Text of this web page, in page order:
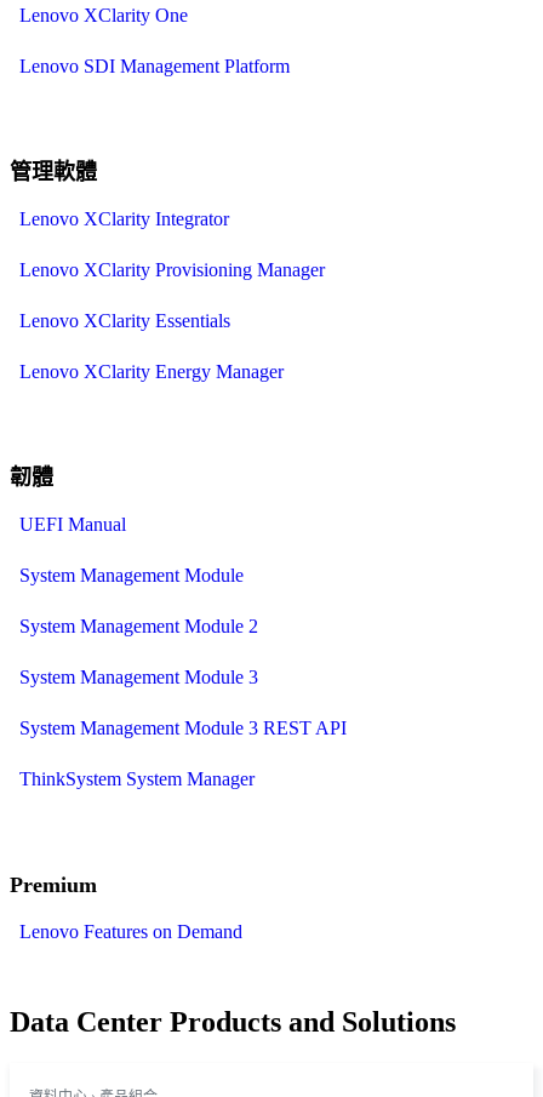
Lenovo XClarity One
Lenovo SDI Management Platform
管理軟體
Lenovo XClarity Integrator
Lenovo XClarity Provisioning Manager
Lenovo XClarity Essentials
Lenovo XClarity Energy Manager
韌體
UEFI Manual
System Management Module
System Management Module 2
System Management Module 3
System Management Module 3 REST API
ThinkSystem System Manager
Premium
Lenovo Features on Demand
Data Center Products and Solutions